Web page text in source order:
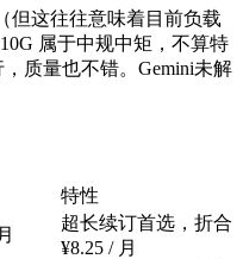
但这往往意味着目前负载
属于中规中矩，不算特
质量也不错。Gemini未解
特性
超长续订首选，折合
¥8.25 / 月